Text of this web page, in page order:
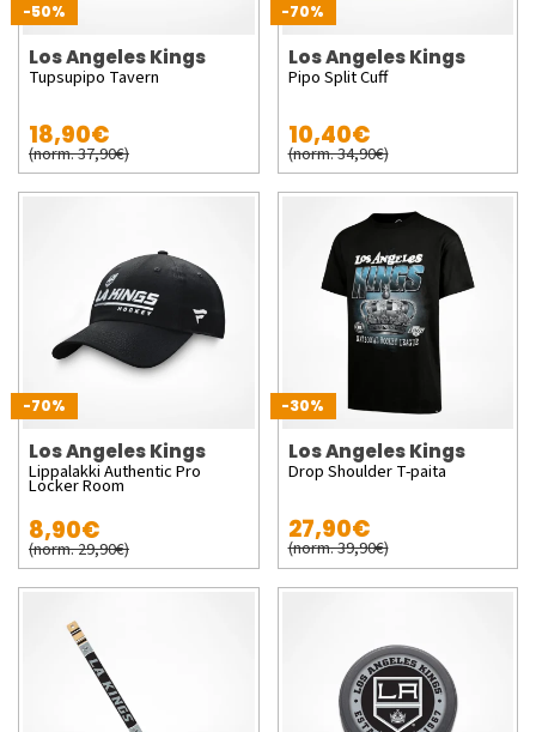
-50%
Los Angeles Kings
Tupsupipo Tavern
18,90€
(norm. 37,90€)
-70%
Los Angeles Kings
Pipo Split Cuff
10,40€
(norm. 34,90€)
-70%
Los Angeles Kings
Lippalakki Authentic Pro
Locker Room
8,90€
(norm. 29,90€)
-30%
Los Angeles Kings
Drop Shoulder T-paita
27,90€
(norm. 39,90€)